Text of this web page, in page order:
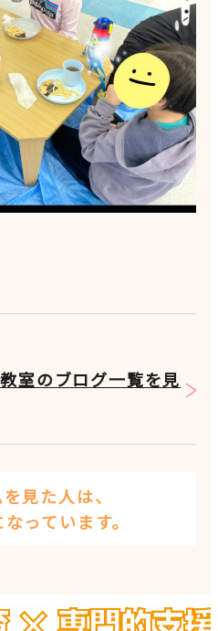
室のブログ一覧を見
見た人は、
っています。